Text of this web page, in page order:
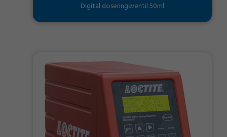
Digital doseringsventil 50ml